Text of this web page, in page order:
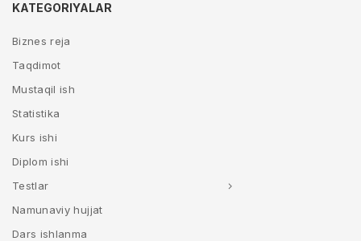
KATEGORIYALAR
Biznes reja
Taqdimot
Mustaqil ish
Statistika
Kurs ishi
Diplom ishi
Testlar
Namunaviy hujjat
Dars ishlanma